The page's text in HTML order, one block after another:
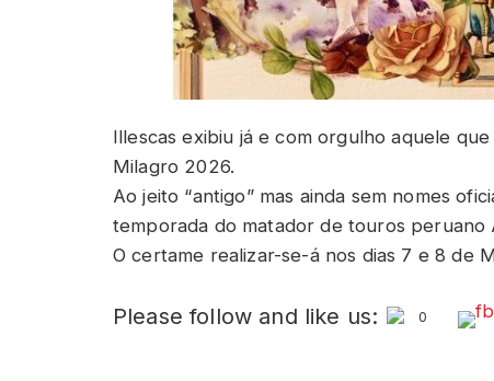
Illescas exibiu já e com orgulho aquele
Milagro 2026.
Ao jeito “antigo” mas ainda sem nomes
temporada do matador de touros peruano
O certame realizar-se-á nos dias 7 e 8 de
Please follow and like us: 0